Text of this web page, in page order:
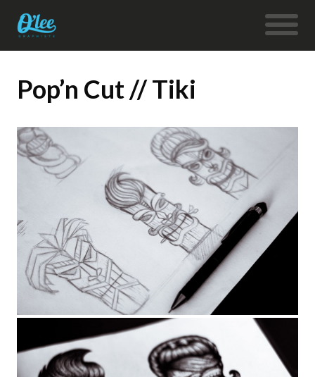
Pop’n Cut // Tiki